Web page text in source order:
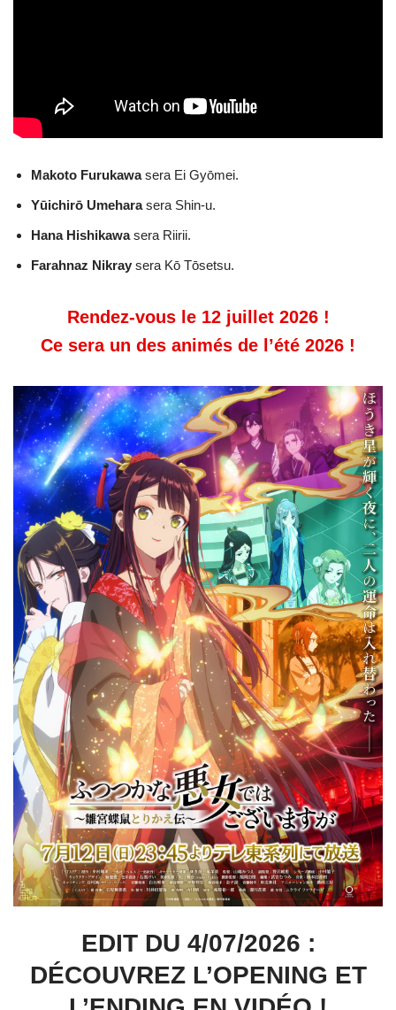
Makoto Furukawasera Ei Gyōmei.
Yūichirō Umeharasera Shin-u.
Hana Hishikawasera Riirii.
Farahnaz Nikray sera Kō Tōsetsu.
Rendez-vous le 12 juillet 2026 !
Ce sera un des animés de l’été 2026 !
EDIT DU 4/07/2026 :
DÉCOUVREZ L’OPENING ET